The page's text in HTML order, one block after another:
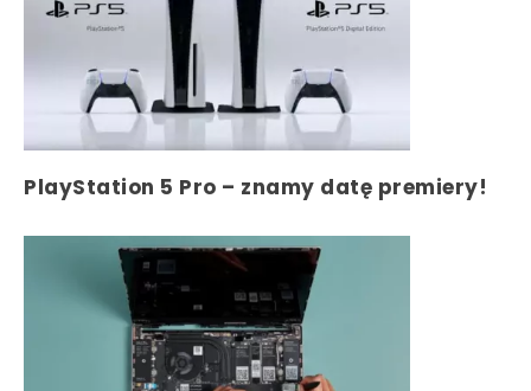
PlayStation 5 Pro – znamy datę premiery!